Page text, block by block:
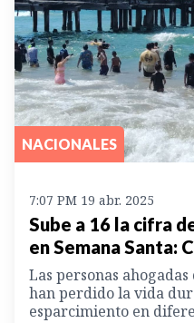
NACIONALES
7:07 PM 19 abr. 2025
Sube a 16 la cifra
en Semana Santa:
Las personas
han perdido la vida
esparcimiento en